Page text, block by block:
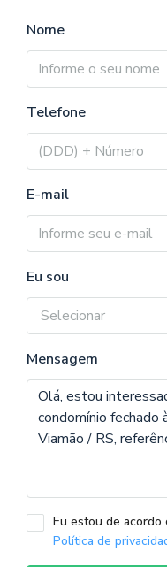
Nome
Telefone
E-mail
Eu sou
Selecionar
Mensagem
Eu estou de acordo
Política de